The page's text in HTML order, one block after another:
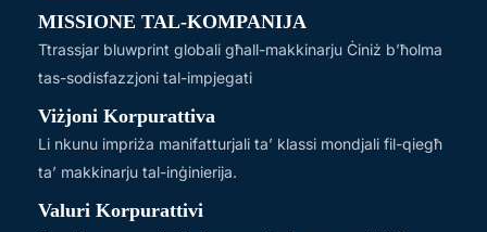
MISSIONE TAL-KOMPANIJA
Ttrassjar bluwprint globali għall-makkinarju Ċiniż b’ħolma
tas-sodisfazzjoni tal-impjegati
Viżjoni Korpurattiva
Li nkunu impriża manifatturjali ta’ klassi mondjali fil-qiegħ
ta’ makkinarju tal-inġinierija.
Valuri Korpurattivi